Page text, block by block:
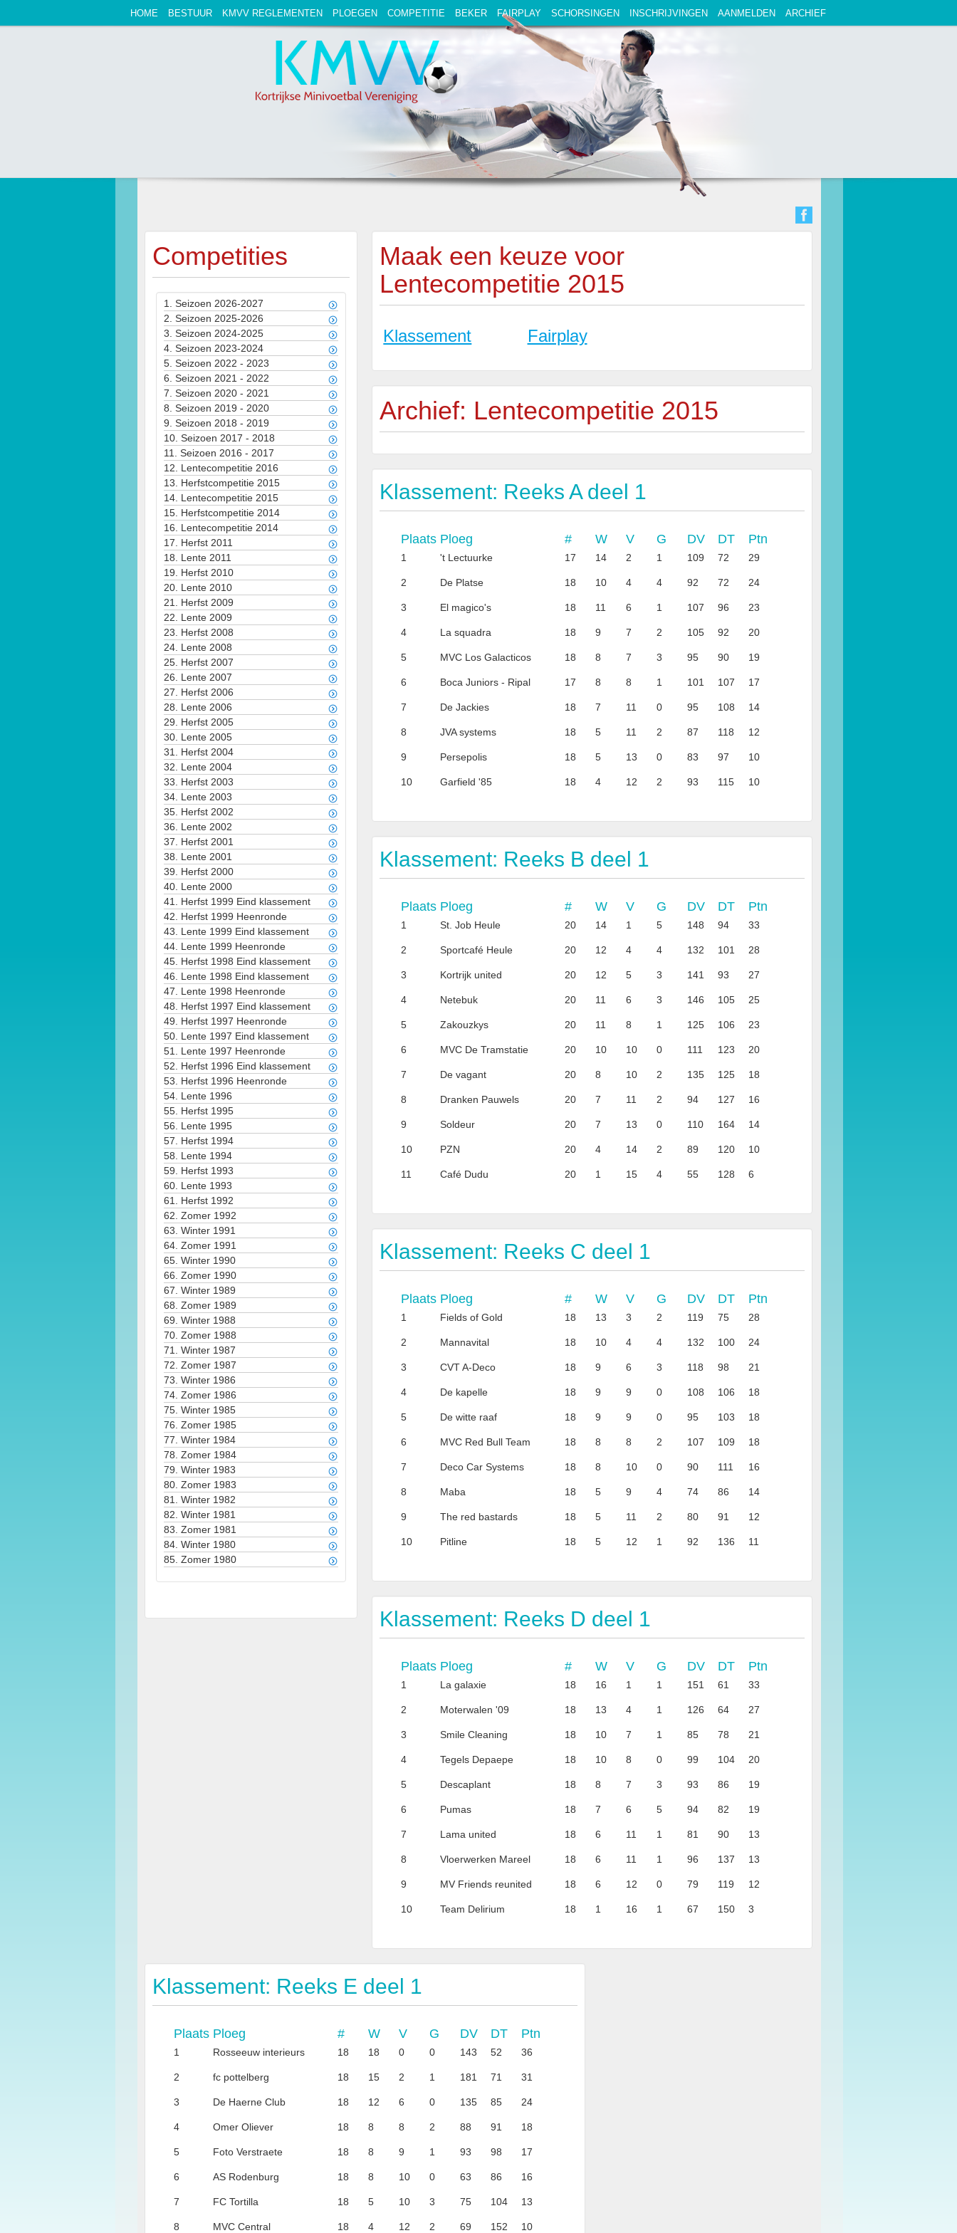
HOME BESTUUR KMVV REGLEMENTEN PLOEGEN COMPETITIE BEKER FAIRPLAY SCHORSINGEN INSCHRIJVINGEN AANMELDEN ARCHIEF
Competities
1. Seizoen 2026-2027
2. Seizoen 2025-2026
3. Seizoen 2024-2025
4. Seizoen 2023-2024
5. Seizoen 2022 - 2023
6. Seizoen 2021 - 2022
7. Seizoen 2020 - 2021
8. Seizoen 2019 - 2020
9. Seizoen 2018 - 2019
10. Seizoen 2017 - 2018
11. Seizoen 2016 - 2017
12. Lentecompetitie 2016
13. Herfstcompetitie 2015
14. Lentecompetitie 2015
15. Herfstcompetitie 2014
16. Lentecompetitie 2014
17. Herfst 2011
18. Lente 2011
19. Herfst 2010
20. Lente 2010
21. Herfst 2009
22. Lente 2009
23. Herfst 2008
24. Lente 2008
25. Herfst 2007
26. Lente 2007
27. Herfst 2006
28. Lente 2006
29. Herfst 2005
30. Lente 2005
31. Herfst 2004
32. Lente 2004
33. Herfst 2003
34. Lente 2003
35. Herfst 2002
36. Lente 2002
37. Herfst 2001
38. Lente 2001
39. Herfst 2000
40. Lente 2000
41. Herfst 1999 Eind klassement
42. Herfst 1999 Heenronde
43. Lente 1999 Eind klassement
44. Lente 1999 Heenronde
45. Herfst 1998 Eind klassement
46. Lente 1998 Eind klassement
47. Lente 1998 Heenronde
48. Herfst 1997 Eind klassement
49. Herfst 1997 Heenronde
50. Lente 1997 Eind klassement
51. Lente 1997 Heenronde
52. Herfst 1996 Eind klassement
53. Herfst 1996 Heenronde
54. Lente 1996
55. Herfst 1995
56. Lente 1995
57. Herfst 1994
58. Lente 1994
59. Herfst 1993
60. Lente 1993
61. Herfst 1992
62. Zomer 1992
63. Winter 1991
64. Zomer 1991
65. Winter 1990
66. Zomer 1990
67. Winter 1989
68. Zomer 1989
69. Winter 1988
70. Zomer 1988
71. Winter 1987
72. Zomer 1987
73. Winter 1986
74. Zomer 1986
75. Winter 1985
76. Zomer 1985
77. Winter 1984
78. Zomer 1984
79. Winter 1983
80. Zomer 1983
81. Winter 1982
82. Winter 1981
83. Zomer 1981
84. Winter 1980
85. Zomer 1980
Maak een keuze voor
Lentecompetitie 2015
Klassement Fairplay
Archief: Lentecompetitie 2015
Klassement: Reeks A deel 1
Plaats Ploeg # W V G DV DT Ptn
1 't Lectuurke 17 14 2 1 109 72 29
2 De Platse 18 10 4 4 92 72 24
3 El magico's 18 11 6 1 107 96 23
4 La squadra 18 9 7 2 105 92 20
5 MVC Los Galacticos 18 8 7 3 95 90 19
6 Boca Juniors - Ripal 17 8 8 1 101 107 17
7 De Jackies 18 7 11 0 95 108 14
8 JVA systems 18 5 11 2 87 118 12
9 Persepolis 18 5 13 0 83 97 10
10 Garfield '85 18 4 12 2 93 115 10
Klassement: Reeks B deel 1
Plaats Ploeg # W V G DV DT Ptn
1 St. Job Heule 20 14 1 5 148 94 33
2 Sportcafé Heule 20 12 4 4 132 101 28
3 Kortrijk united 20 12 5 3 141 93 27
4 Netebuk 20 11 6 3 146 105 25
5 Zakouzkys 20 11 8 1 125 106 23
6 MVC De Tramstatie 20 10 10 0 111 123 20
7 De vagant 20 8 10 2 135 125 18
8 Dranken Pauwels 20 7 11 2 94 127 16
9 Soldeur 20 7 13 0 110 164 14
10 PZN 20 4 14 2 89 120 10
11 Café Dudu 20 1 15 4 55 128 6
Klassement: Reeks C deel 1
Plaats Ploeg # W V G DV DT Ptn
1 Fields of Gold 18 13 3 2 119 75 28
2 Mannavital 18 10 4 4 132 100 24
3 CVT A-Deco 18 9 6 3 118 98 21
4 De kapelle 18 9 9 0 108 106 18
5 De witte raaf 18 9 9 0 95 103 18
6 MVC Red Bull Team 18 8 8 2 107 109 18
7 Deco Car Systems 18 8 10 0 90 111 16
8 Maba 18 5 9 4 74 86 14
9 The red bastards 18 5 11 2 80 91 12
10 Pitline 18 5 12 1 92 136 11
Klassement: Reeks D deel 1
Plaats Ploeg # W V G DV DT Ptn
1 La galaxie 18 16 1 1 151 61 33
2 Moterwalen '09 18 13 4 1 126 64 27
3 Smile Cleaning 18 10 7 1 85 78 21
4 Tegels Depaepe 18 10 8 0 99 104 20
5 Descaplant 18 8 7 3 93 86 19
6 Pumas 18 7 6 5 94 82 19
7 Lama united 18 6 11 1 81 90 13
8 Vloerwerken Mareel 18 6 11 1 96 137 13
9 MV Friends reunited 18 6 12 0 79 119 12
10 Team Delirium 18 1 16 1 67 150 3
Klassement: Reeks E deel 1
Plaats Ploeg # W V G DV DT Ptn
1 Rosseeuw interieurs 18 18 0 0 143 52 36
2 fc pottelberg 18 15 2 1 181 71 31
3 De Haerne Club 18 12 6 0 135 85 24
4 Omer Oliever 18 8 8 2 88 91 18
5 Foto Verstraete 18 8 9 1 93 98 17
6 AS Rodenburg 18 8 10 0 63 86 16
7 FC Tortilla 18 5 10 3 75 104 13
8 MVC Central 18 4 12 2 69 152 10